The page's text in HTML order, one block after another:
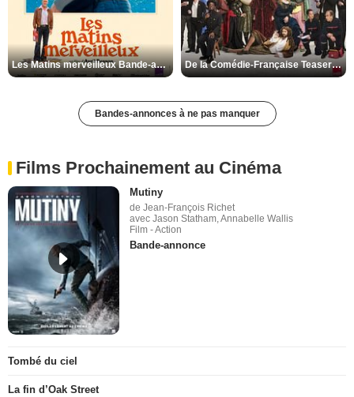
Les Matins merveilleux Bande-annonce VF De la Comédie-Française Teaser VF
Bandes-annonces à ne pas manquer
Films Prochainement au Cinéma
Mutiny
de Jean-François Richet
avec Jason Statham, Annabelle Wallis
Film - Action
Bande-annonce
Tombé du ciel
La fin d’Oak Street